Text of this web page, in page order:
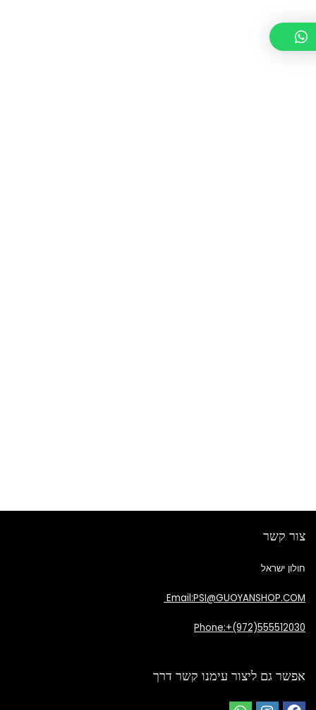
צור קשר
חולון ישראל
Email:PSI@GUOYANSHOP.COM
Phone:+(972)555512030
אפשר גם ליצור עימנו קשר דרך